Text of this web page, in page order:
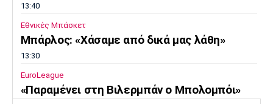
13:40
Εθνικές Μπάσκετ
Μπάρλος: «Χάσαμε από δικά μας λάθη»
13:30
EuroLeague
«Παραμένει στη Βιλερμπάν ο Μπολομπόι»